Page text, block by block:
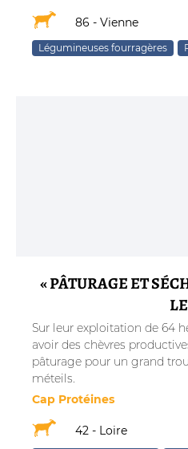
86 - Vienne
Légumineuses fourragères
« PÂTURAGE ET
Sur leur exploitation de 64
avoir des chèvres
pâturage pour un grand
méteils.
Cap Protéines
42 - Loire